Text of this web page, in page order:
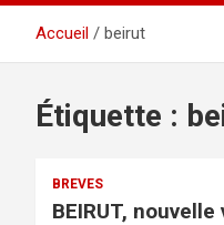
Accueil beirut
Étiquette :
BREVES
BEIRUT,